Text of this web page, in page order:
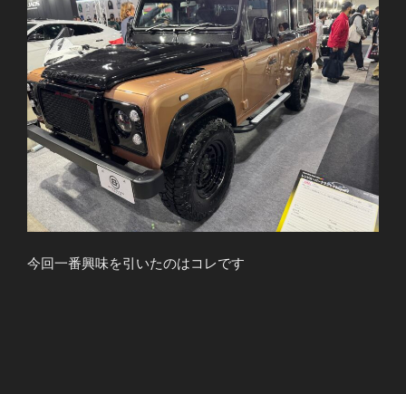
今回一番興味を引いたのはコレです